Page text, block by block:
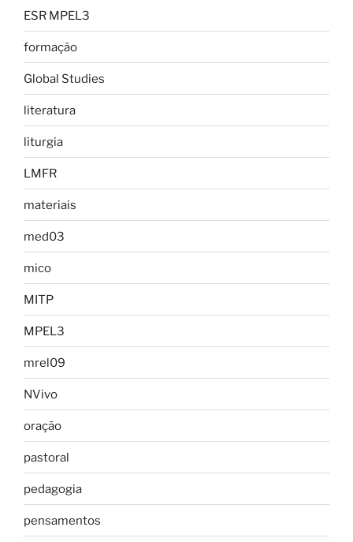
ESR MPEL3
formação
Global Studies
literatura
liturgia
LMFR
materiais
med03
mico
MITP
MPEL3
mrel09
NVivo
oração
pastoral
pedagogia
pensamentos